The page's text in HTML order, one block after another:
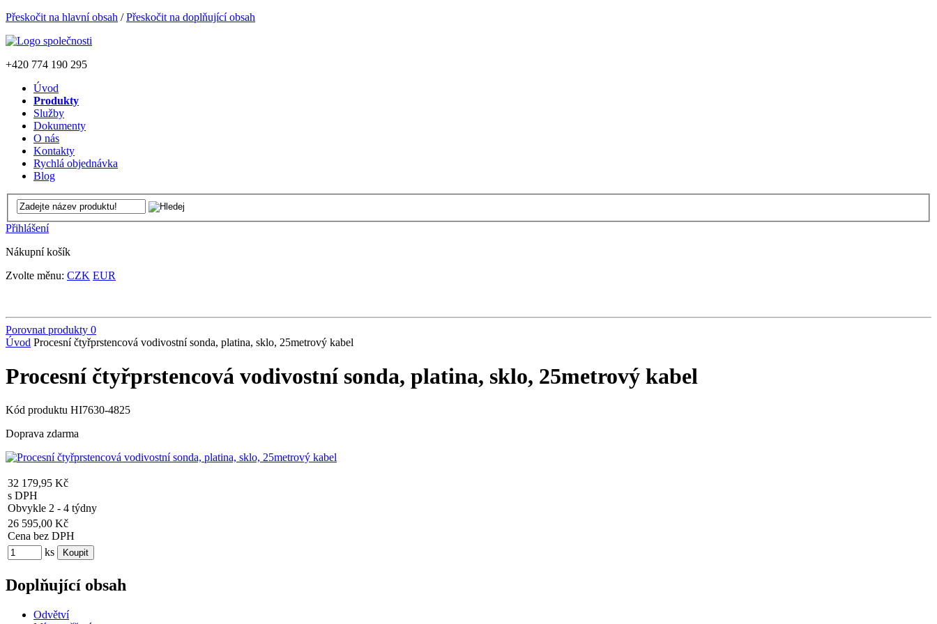
Přeskočit na hlavní obsah /Přeskočit na doplňující obsah
+420 774 190 295
Úvod
Produkty
Služby
Dokumenty
O nás
Kontakty
Rychlá objednávka
Blog
Přihlášení
Nákupní košík
Zvolte měnu: CZK EUR
Porovnat produkty 0
Úvod Procesní čtyřprstencová vodivostní sonda, platina, sklo, 25metrový kabel
Procesní čtyřprstencová vodivostní sonda, platina, sklo, 25metrový kabel
Kód produktu HI7630-4825
Doprava zdarma
32 179,95 Kč
s DPH
Obvykle 2 - 4 týdny
26 595,00 Kč
Cena bez DPH
ks
Doplňující obsah
Odvětví